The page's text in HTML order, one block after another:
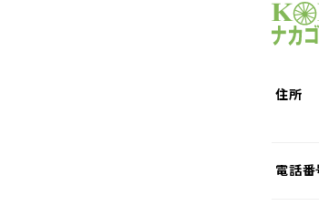
サイク
住所
電話番